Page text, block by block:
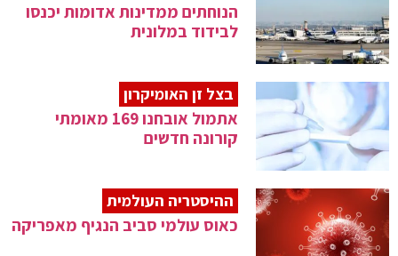
הנוחתים ממדינות אדומות יכנסו
לבידוד במלונית
בצל זן האומיקרון
אתמול אובחנו 169 מאומתי
קורונה חדשים
ההיסטריה העולמית
כאוס עולמי סביב הנגיף מאפריקה